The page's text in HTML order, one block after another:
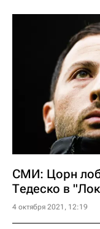
СМИ: Цорн
Тедеско в
4 октября 2021, 12:19